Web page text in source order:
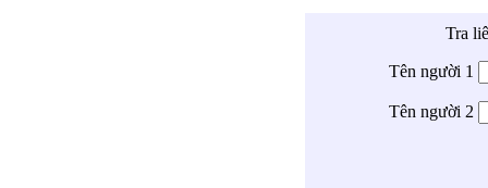
Tra
Tên người 1
Tên người 2